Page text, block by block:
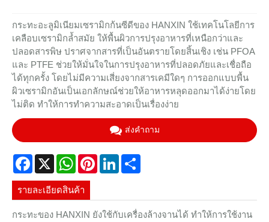
กระทะอะลูมิเนียมเซรามิกก้นซีดีของ HANXIN ใช้เทคโนโลยีการ
เคลือบเซรามิกล้ำสมัย ให้พื้นผิวการปรุงอาหารที่เหนือกว่าและ
ปลอดสารพิษ ปราศจากสารที่เป็นอันตรายโดยสิ้นเชิง เช่น PFOA
และ PTFE ช่วยให้มั่นใจในการปรุงอาหารที่ปลอดภัยและเชื่อถือ
ได้ทุกครั้ง โดยไม่มีความเสี่ยงจากสารเคมีใดๆ การออกแบบพื้น
ผิวเซรามิกอันเป็นเอกลักษณ์ช่วยให้อาหารหลุดออกมาได้ง่ายโดย
ไม่ติด ทำให้การทำความสะอาดเป็นเรื่องง่าย
ส่งคำถาม
Facebook
X WhatsAppPinterestLinkedIn
รายละเอียดสินค้า
กระทะของ HANXIN ยังใช้กับเครื่องล้างจานได้ ทำให้การใช้งาน